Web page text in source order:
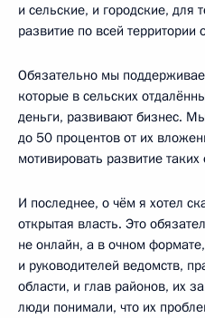
и сельские, и городские, для
развитие по всей территории
Обязательно мы
которые в сельских
деньги, развивают бизнес.
до 50 процентов от их
мотивировать развитие
И последнее, о чём я хотел
открытая власть. Это
не онлайн, а в очном
и руководителей ведомств,
области, и глав районов, их
люди понимали, что их